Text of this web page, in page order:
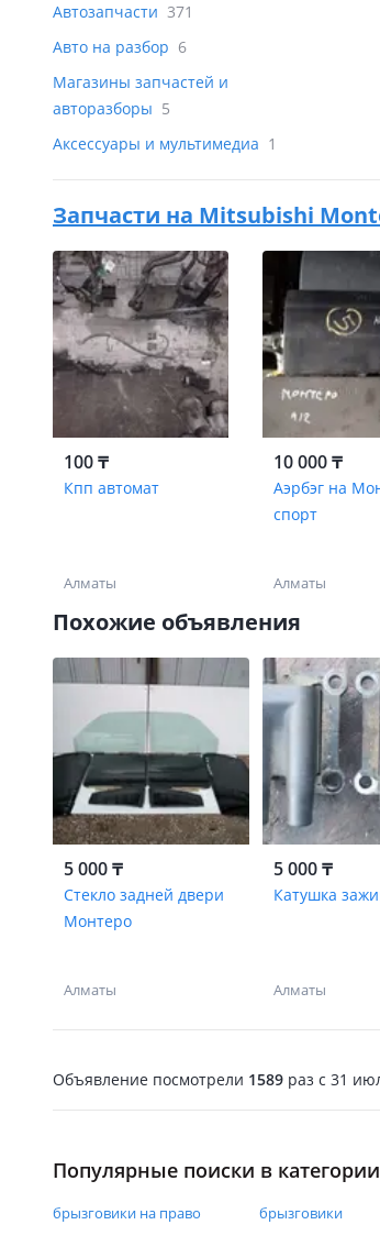
Автозапчасти 371
Авто на разбор 6
Магазины запчастей и
авторазборы 5
Аксессуары и мультимедиа 1
Запчасти на Mitsubishi
100 ₸
Кпп автомат
Алматы
10 000 ₸
Аэрбэг на
спорт
Алматы
Похожие объявления
5 000 ₸
Стекло задней двери
Монтеро
Алматы
5 000 ₸
Катушка
Алматы
Объявление посмотрели 1589 раз c 31
Популярные поиски в
брызговики на право брызговики